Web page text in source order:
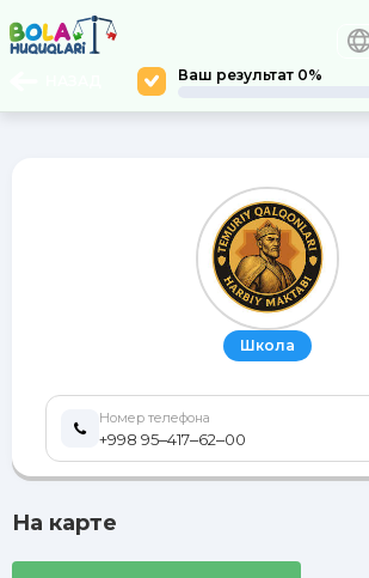
Ваш результат 0%
Школа
Номер телефона
+998 95‒417‒62‒00
На карте